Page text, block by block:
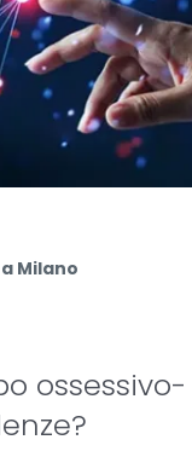
Milano
ossessivo-